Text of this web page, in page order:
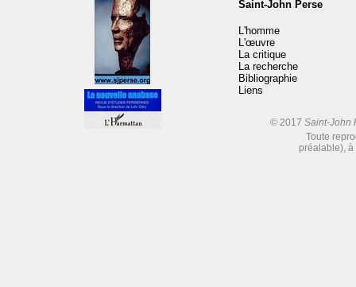
Saint-John Perse
L'homme
L'œuvre
La critique
La recherche
Bibliographie
Liens
© 2017 Saint-John
Toute
préalable),